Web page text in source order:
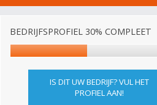
BEDRIJFSPROFIEL 30% COMPLEET
IS DIT UW BEDRIJF? VUL HET
PROFIEL AAN!